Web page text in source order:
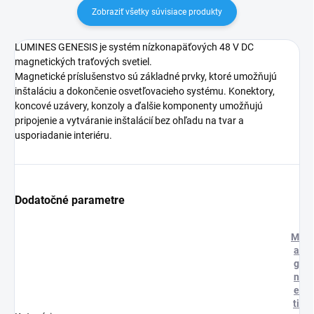
Zobraziť všetky súvisiace produkty
LUMINES GENESIS je systém nízkonapäťových 48 V DC
magnetických traťových svetiel.
Magnetické príslušenstvo sú základné prvky, ktoré umožňujú
inštaláciu a dokončenie osvetľovacieho systému. Konektory,
koncové uzávery, konzoly a ďalšie komponenty umožňujú
pripojenie a vytváranie inštalácií bez ohľadu na tvar a
usporiadanie interiéru.
Dodatočné parametre
M
a
g
n
e
ti